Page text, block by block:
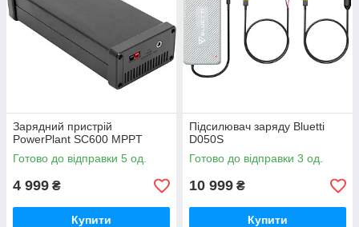
Зарядний пристрій
PowerPlant SC600 MPPT
Готово до відправки 5 од.
4 999 ₴
Купити
Підсилювач заряду Bluetti
D050S
Готово до відправки 3 од.
10 999 ₴
Купити